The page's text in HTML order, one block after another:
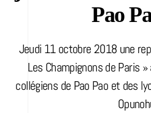
Pao
Jeudi 11 octobre 2018 une
Les Champignons de Paris
collégiens de Pao Pao et des